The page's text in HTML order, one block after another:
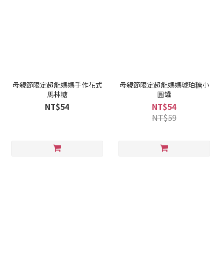
母親節限定超能媽媽手作花式
馬林糖
NT$54
母親節限定超能媽媽琥珀糖小
圓罐
NT$54
NT$59